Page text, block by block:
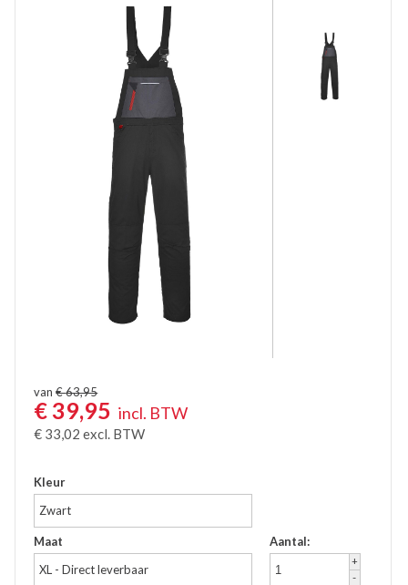
Tuinbroeken Vlamvertragend Antist.
Kindertuinbroeken
Kniebeschermers
van€63,95
€ 39,95 incl. BTW
€ 33,02 excl. BTW
Kleur
Zwart
Maat
XL - Direct leverbaar
Aantal:
+
-